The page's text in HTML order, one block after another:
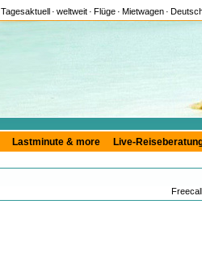
Tagesaktuell · weltweit · Flüge · Mietwagen ·
Lastminute & more Live-
Freecall